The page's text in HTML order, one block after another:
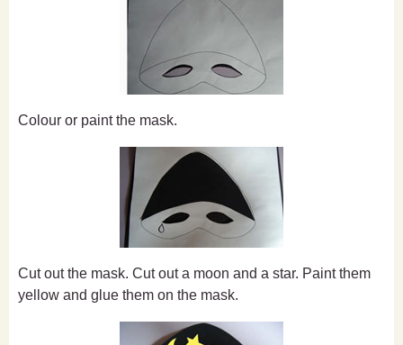
Colour or paint the mask.
Cut out the mask. Cut out a moon and a star. Paint them
yellow and glue them on the mask.